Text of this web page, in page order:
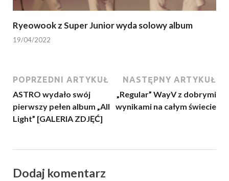
Ryeowook z Super Junior wyda solowy album
19/04/2022
POPRZEDNI ARTYKUŁ
ASTRO wydało swój
pierwszy pełen album „All
Light” [GALERIA ZDJĘĆ]
NASTĘPNY ARTYKUŁ
„Regular” WayV z dobrymi
wynikami na całym świecie
Dodaj komentarz